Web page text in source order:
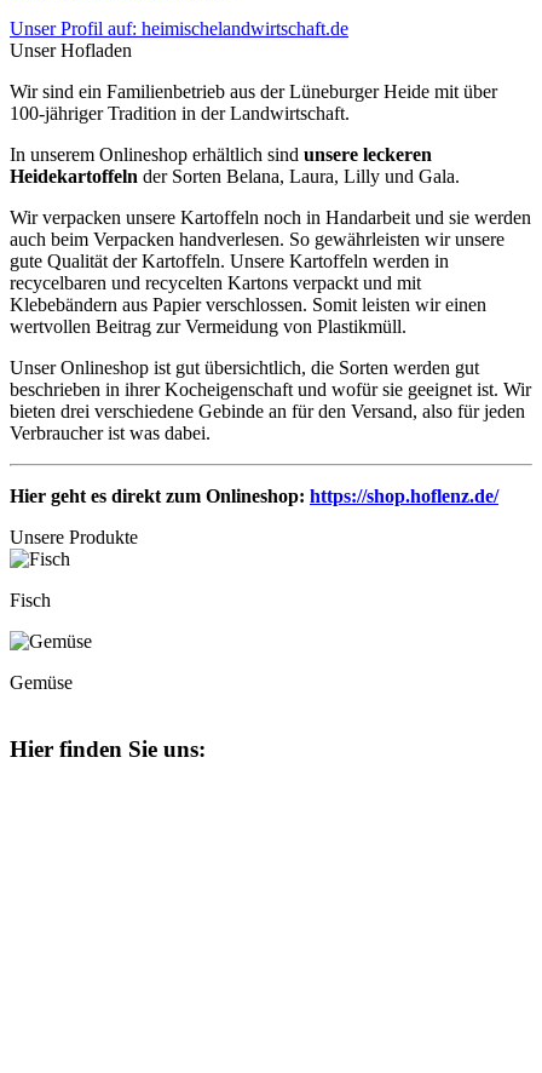
Unser Profil auf: heimischelandwirtschaft.de
Unser Hofladen
Wir sind ein Familienbetrieb aus der Lüneburger Heide mit über
100-jähriger Tradition in der Landwirtschaft.
In unserem Onlineshop erhältlich sind unsere leckeren
Heidekartoffeln der Sorten Belana, Laura, Lilly und Gala.
Wir verpacken unsere Kartoffeln noch in Handarbeit und sie werden
auch beim Verpacken handverlesen. So gewährleisten wir unsere
gute Qualität der Kartoffeln. Unsere Kartoffeln werden in
recycelbaren und recycelten Kartons verpackt und mit
Klebebändern aus Papier verschlossen. Somit leisten wir einen
wertvollen Beitrag zur Vermeidung von Plastikmüll.
Unser Onlineshop ist gut übersichtlich, die Sorten werden gut
beschrieben in ihrer Kocheigenschaft und wofür sie geeignet ist. Wir
bieten drei verschiedene Gebinde an für den Versand, also für jeden
Verbraucher ist was dabei.
Hier geht es direkt zum Onlineshop: https://shop.hoflenz.de/
Unsere Produkte
Fisch
Gemüse
Hier finden Sie uns: